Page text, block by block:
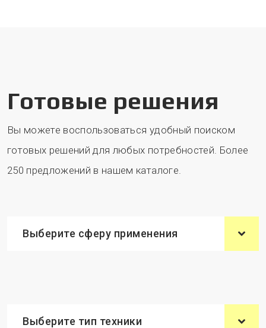
Готовые решения
Вы можете воспользоваться удобный поиском
готовых решений для любых потребностей. Более
250 предложений в нашем каталоге.
Выберите сферу применения
Выберите тип техники